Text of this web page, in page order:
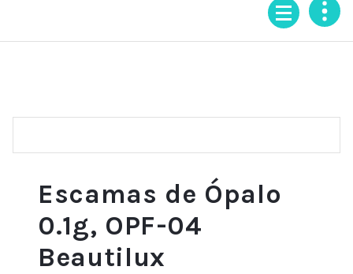
Escamas de Ópalo
0.1g, OPF-04
Beautilux